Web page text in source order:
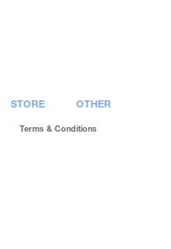
STORE OTHER
Terms & Conditions